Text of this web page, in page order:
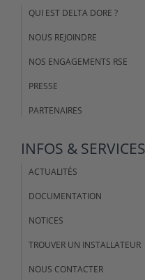
QUI EST DELTA DORE ?
NOUS REJOINDRE
NOS ENGAGEMENTS RSE
PRESSE
PARTENAIRES
INFOS & SERVICES
ACTUALITÉS
DOCUMENTATION
NOTICES
TROUVER UN INSTALLATEUR
NOUS CONTACTER